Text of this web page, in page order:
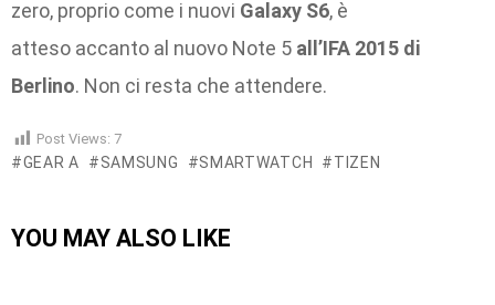
zero, proprio come i nuovi Galaxy S6, è
atteso accanto al nuovo Note 5 all’IFA 2015 di
Berlino. Non ci resta che attendere.
Post Views: 7
GEAR A SAMSUNG SMARTWATCH TIZEN
YOU MAY ALSO LIKE